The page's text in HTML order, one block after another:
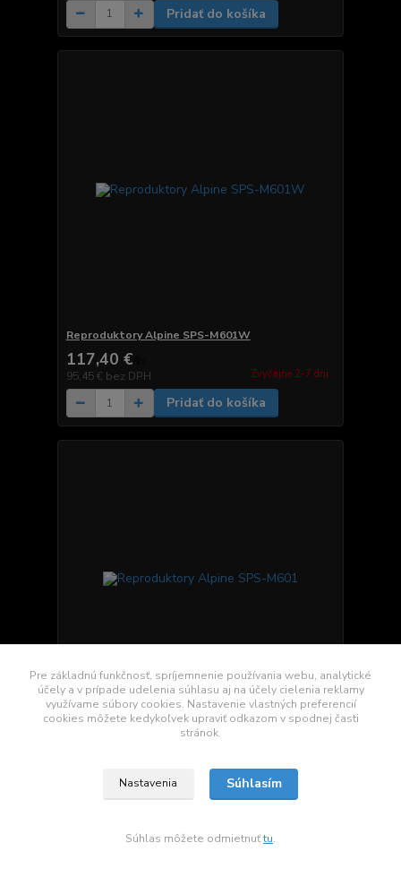
Pridať do košíka
Reproduktory Alpine SPS-M601W
117,40 €
95,45 € bez DPH Zvyčajne 2-7 dni.
Pridať do košíka
Reproduktory Alpine SPS-M601
Pridať do košíka
Pre základnú funkčnosť, spríjemnenie používania webu, analytické
účely a v prípade udelenia súhlasu aj na účely cielenia reklamy
využívame súbory cookies. Nastavenie vlastných preferencií
cookies môžete kedykoľvek upraviť odkazom v spodnej časti
stránok.
Nastavenia Súhlasím
Súhlas môžete odmietnuťtu.